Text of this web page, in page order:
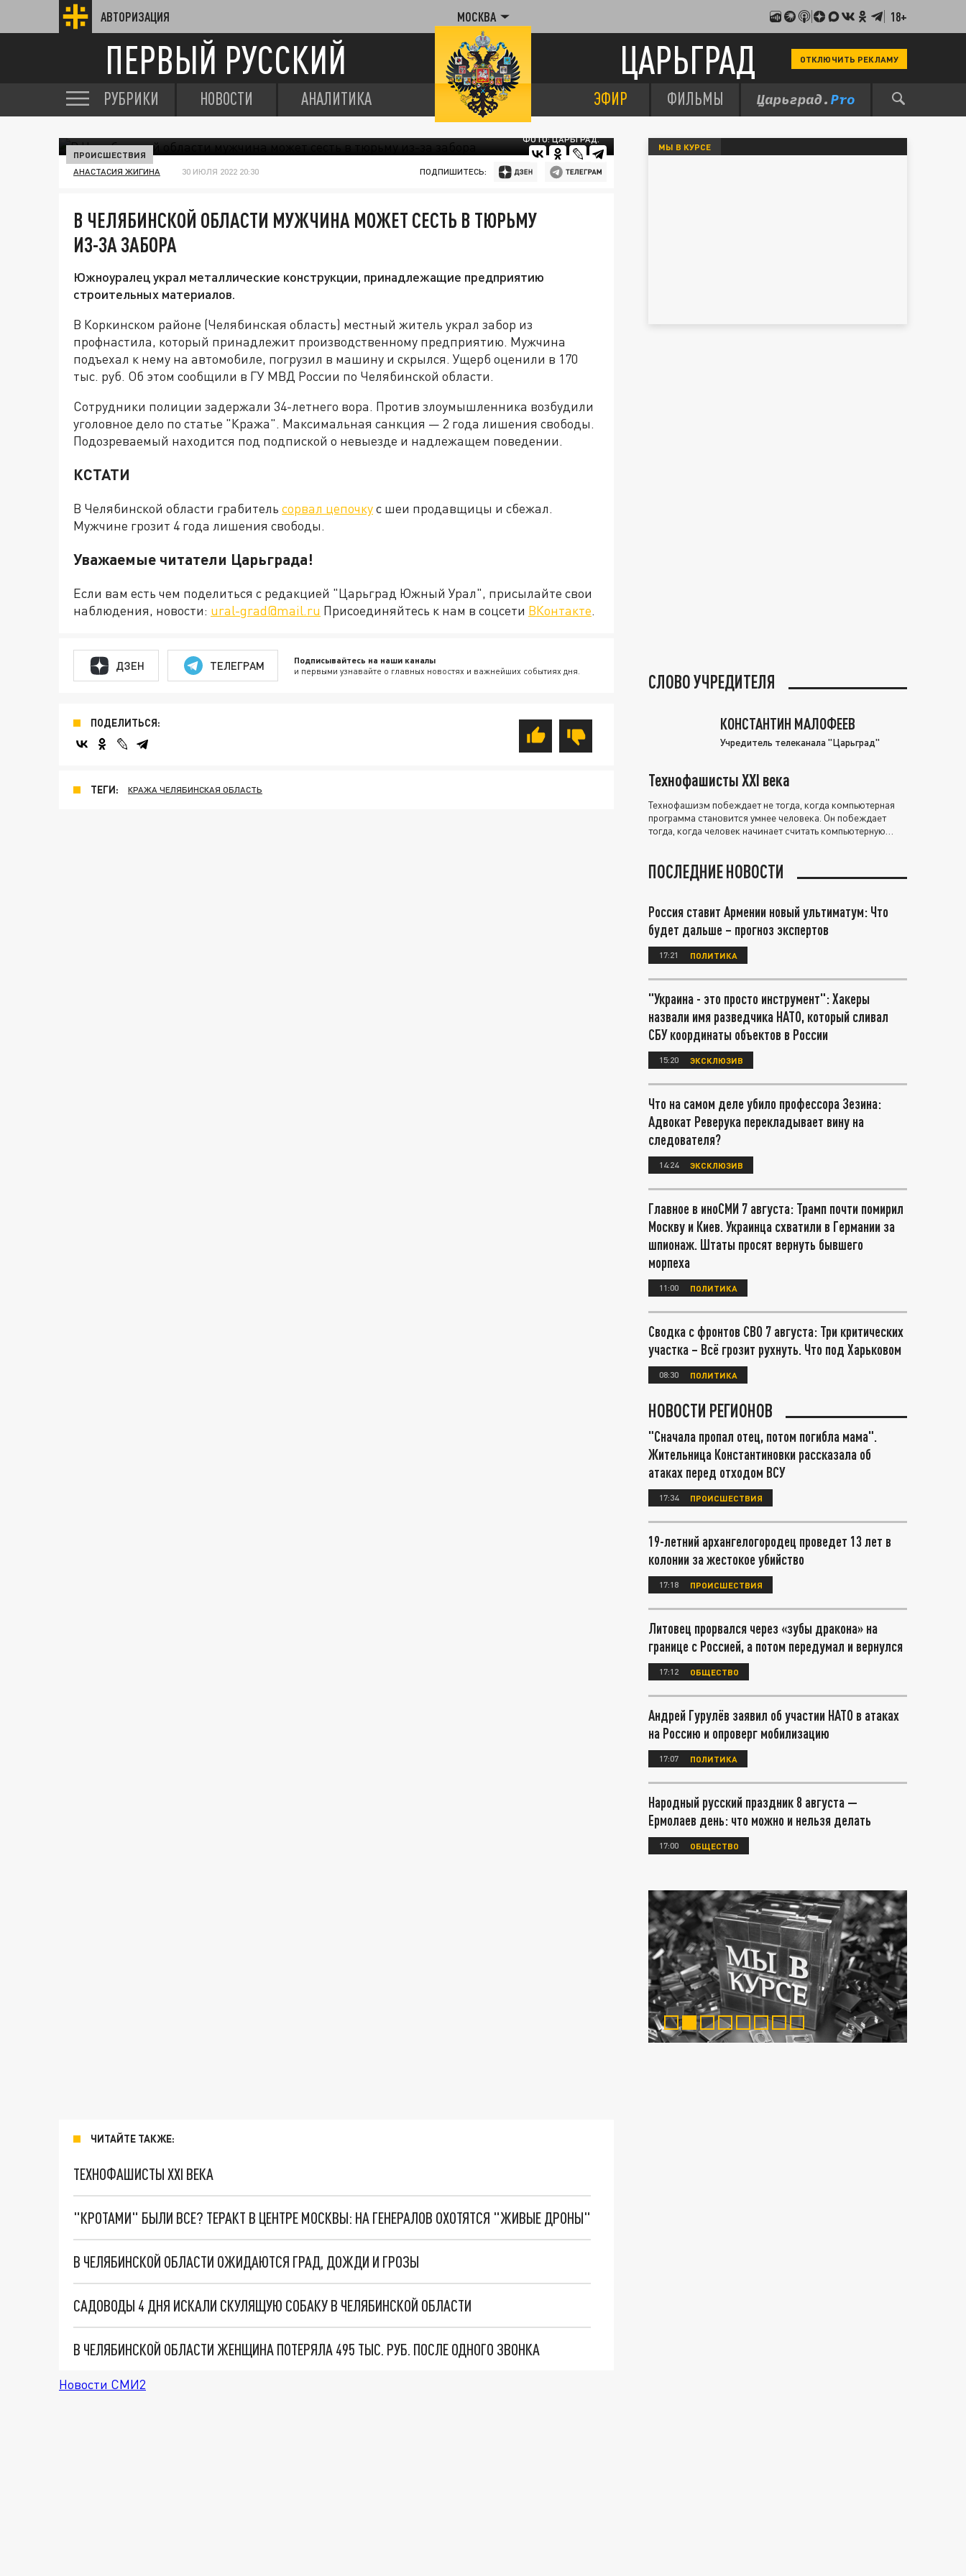
АВТОРИЗАЦИЯ МОСКВА 18+
ПЕРВЫЙ РУССКИЙ ЦАРЬГРАД ОТКЛЮЧИТЬ РЕКЛАМУ
РУБРИКИ НОВОСТИ АНАЛИТИКА ЭФИР ФИЛЬМЫ
ФОТО: ЦАРЬГРАД.
ПРОИСШЕСТВИЯ
АНАСТАСИЯ ЖИГИНА 30 ИЮЛЯ 2022 20:30 ПОДПИШИТЕСЬ:
В ЧЕЛЯБИНСКОЙ ОБЛАСТИ МУЖЧИНА МОЖЕТ СЕСТЬ В ТЮРЬМУ
ИЗ-ЗА ЗАБОРА
Южноуралец украл металлические конструкции, принадлежащие предприятию
строительных материалов.
В Коркинском районе (Челябинская область) местный житель украл забор из
профнастила, который принадлежит производственному предприятию. Мужчина
подъехал к нему на автомобиле, погрузил в машину и скрылся. Ущерб оценили в 170
тыс. руб. Об этом сообщили в ГУ МВД России по Челябинской области.
Сотрудники полиции задержали 34-летнего вора. Против злоумышленника возбудили
уголовное дело по статье "Кража". Максимальная санкция — 2 года лишения свободы.
Подозреваемый находится под подпиской о невыезде и надлежащем поведении.
КСТАТИ
В Челябинской области грабитель сорвал цепочкус шеи продавщицы и сбежал.
Мужчине грозит 4 года лишения свободы.
Уважаемые читатели Царьграда!
Если вам есть чем поделиться с редакцией "Царьград Южный Урал", присылайте свои
наблюдения, новости: ural-grad@mail.ru Присоединяйтесь к нам в соцсети ВКонтакте.
ДЗЕН ТЕЛЕГРАМ Подписывайтесь на наши каналы
и первыми узнавайте о главных новостях и важнейших событиях дня.
ПОДЕЛИТЬСЯ:
ТЕГИ: КРАЖА ЧЕЛЯБИНСКАЯ ОБЛАСТЬ
ЧИТАЙТЕ ТАКЖЕ:
ТЕХНОФАШИСТЫ XXI ВЕКА
"КРОТАМИ" БЫЛИ ВСЕ? ТЕРАКТ В ЦЕНТРЕ МОСКВЫ: НА ГЕНЕРАЛОВ ОХОТЯТСЯ "ЖИВЫЕ ДРОНЫ"
В ЧЕЛЯБИНСКОЙ ОБЛАСТИ ОЖИДАЮТСЯ ГРАД, ДОЖДИ И ГРОЗЫ
САДОВОДЫ 4 ДНЯ ИСКАЛИ СКУЛЯЩУЮ СОБАКУ В ЧЕЛЯБИНСКОЙ ОБЛАСТИ
В ЧЕЛЯБИНСКОЙ ОБЛАСТИ ЖЕНЩИНА ПОТЕРЯЛА 495 ТЫС. РУБ. ПОСЛЕ ОДНОГО ЗВОНКА
Новости СМИ2
МЫ В КУРСЕ
СЛОВО УЧРЕДИТЕЛЯ
КОНСТАНТИН МАЛОФЕЕВ
Учредитель телеканала "Царьград"
Технофашисты XXI века
Технофашизм побеждает не тогда, когда компьютерная
программа становится умнее человека. Он побеждает
тогда, когда человек начинает считать компьютерную
ПОСЛЕДНИЕ НОВОСТИ
Россия ставит Армении новый ультиматум: Что
будет дальше – прогноз экспертов
17:21 ПОЛИТИКА
"Украина - это просто инструмент": Хакеры
назвали имя разведчика НАТО, который сливал
СБУ координаты объектов в России
15:20 ЭКСКЛЮЗИВ
Что на самом деле убило профессора Зезина:
Адвокат Реверука перекладывает вину на
следователя?
14:24 ЭКСКЛЮЗИВ
Главное в иноСМИ 7 августа: Трамп почти помирил
Москву и Киев. Украинца схватили в Германии за
шпионаж. Штаты просят вернуть бывшего
морпеха
11:00 ПОЛИТИКА
Сводка с фронтов СВО 7 августа: Три критических
участка – Всё грозит рухнуть. Что под Харьковом
08:30 ПОЛИТИКА
НОВОСТИ РЕГИОНОВ
"Сначала пропал отец, потом погибла мама".
Жительница Константиновки рассказала об
атаках перед отходом ВСУ
17:34 ПРОИСШЕСТВИЯ
19-летний архангелогородец проведет 13 лет в
колонии за жестокое убийство
17:18 ПРОИСШЕСТВИЯ
Литовец прорвался через «зубы дракона» на
границе с Россией, а потом передумал и вернулся
17:12 ОБЩЕСТВО
Андрей Гурулёв заявил об участии НАТО в атаках
на Россию и опроверг мобилизацию
17:07 ПОЛИТИКА
Народный русский праздник 8 августа —
Ермолаев день: что можно и нельзя делать
17:00 ОБЩЕСТВО